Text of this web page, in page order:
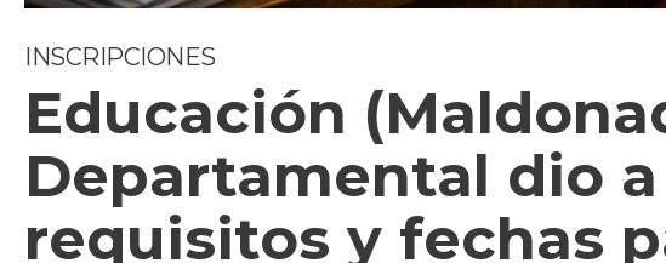
INSCRIPCIONES
Educación
Departamental dio
requisitos y fechas